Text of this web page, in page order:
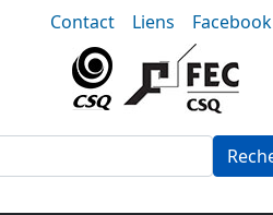
secondaire
Contact Liens Facebook